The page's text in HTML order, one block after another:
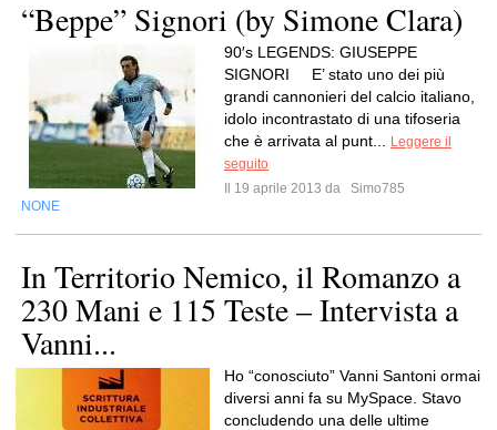
“Beppe” Signori (by Simone Clara)
90′s LEGENDS: GIUSEPPE
SIGNORI E’ stato uno dei più
grandi cannonieri del calcio italiano,
idolo incontrastato di una tifoseria
che è arrivata al punt...
Leggere il
seguito
Il 19 aprile 2013 da
Simo785
NONE
In Territorio Nemico, il Romanzo a
230 Mani e 115 Teste – Intervista a
Vanni...
Ho “conosciuto” Vanni Santoni ormai
diversi anni fa su MySpace. Stavo
concludendo una delle ultime